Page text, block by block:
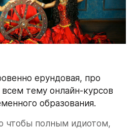
ерундовая, про
тему онлайн-курсов
образования.
чтобы полным идиотом,